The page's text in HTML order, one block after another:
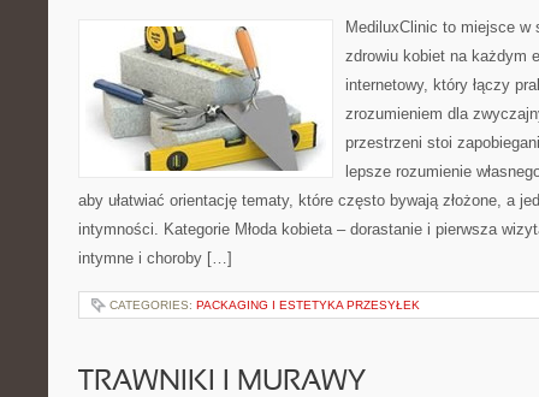
MediluxClinic to miejsce
zdrowiu kobiet na każdym
internetowy, który łączy
zrozumieniem dla
przestrzeni stoi
lepsze rozumienie
aby ułatwiać orientację tematy, które często bywają złożone, a
intymności. Kategorie Młoda kobieta – dorastanie i pierwsza
intymne i choroby […]
CATEGORIES: PACKAGING I ESTETYKA PRZESYŁEK
TRAWNIKI I MURAWY